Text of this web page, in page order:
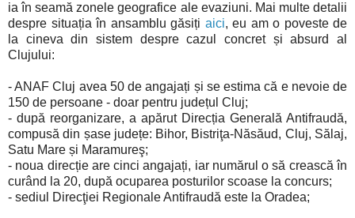
ia în seamă zonele geografice ale evaziuni. Mai multe detalii
despre situația în ansamblu găsiți aici, eu am o poveste de
la cineva din sistem despre cazul concret și absurd al
Clujului:
- ANAF Cluj avea 50 de angajați și se estima că e nevoie de
150 de persoane - doar pentru județul Cluj;
- după reorganizare, a apărut Direcția Generală Antifraudă,
compusă din șase județe: Bihor, Bistriţa-Năsăud, Cluj, Sălaj,
Satu Mare și Maramureş;
- noua direcție are cinci angajați, iar numărul o să crească în
curând la 20, după ocuparea posturilor scoase la concurs;
- sediul Direcţiei Regionale Antifraudă este la Oradea;